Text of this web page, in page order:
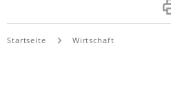
Startseite Wirtschaft